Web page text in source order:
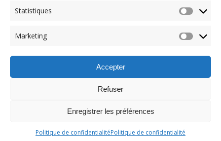
Statistiques
Marketing
Accepter
Refuser
Enregistrer les préférences
Politique de confidentialitéPolitique de confidentialité
Navigation
de
l'article
Previous:
post:
© 2026 Maison des Jeunes de Boucherville.